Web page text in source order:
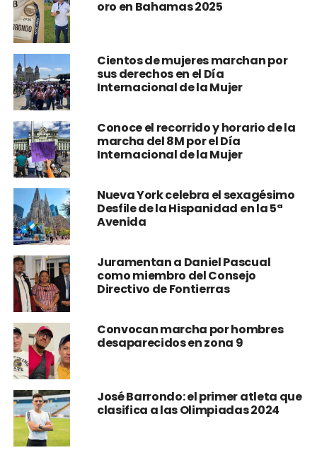
oro en Bahamas 2025
Cientos de mujeres marchan por
sus derechos en el Día
Internacional de la Mujer
Conoce el recorrido y horario de la
marcha del 8M por el Día
Internacional de la Mujer
Nueva York celebra el sexagésimo
Desfile de la Hispanidad en la 5ª
Avenida
Juramentan a Daniel Pascual
como miembro del Consejo
Directivo de Fontierras
Convocan marcha por hombres
desaparecidos en zona 9
José Barrondo: el primer atleta que
clasifica a las Olimpiadas 2024